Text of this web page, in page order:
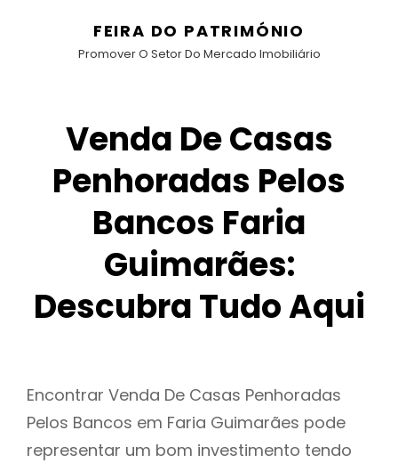
FEIRA DO PATRIMÓNIO
Promover O Setor Do Mercado Imobiliário
Venda De Casas
Penhoradas Pelos
Bancos Faria
Guimarães:
Descubra Tudo Aqui
Encontrar Venda De Casas Penhoradas
Pelos Bancos em Faria Guimarães pode
representar um bom investimento tendo